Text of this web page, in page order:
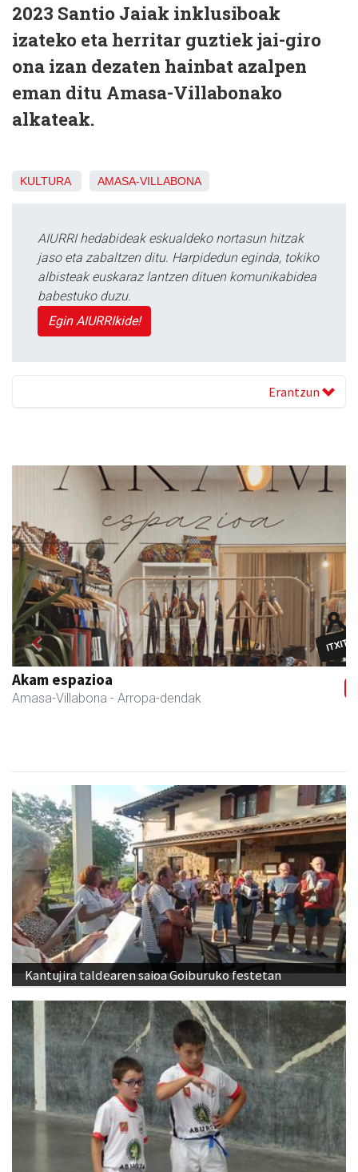
2023 Santio Jaiak inklusiboak
izateko eta herritar guztiek jai-giro
ona izan dezaten hainbat azalpen
eman ditu Amasa-Villabonako
alkateak.
KULTURA AMASA-VILLABONA
AIURRI hedabideak eskualdeko nortasun hitzak
jaso eta zabaltzen ditu. Harpidedun eginda, tokiko
albisteak euskaraz lantzen dituen komunikabidea
babestuko duzu.
Egin AIURRIkide!
Erantzun
Zubimusu Ikastola
Amasa-Villabona - Hezkuntza
Previous Next
Kantujira taldearen saioa Goiburuko festetan